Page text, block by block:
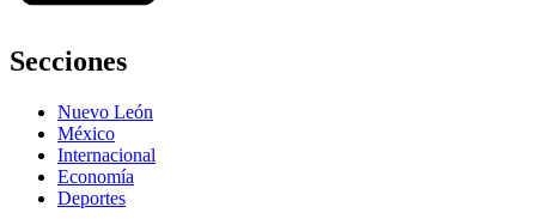
Secciones
Nuevo León
México
Internacional
Economía
Deportes